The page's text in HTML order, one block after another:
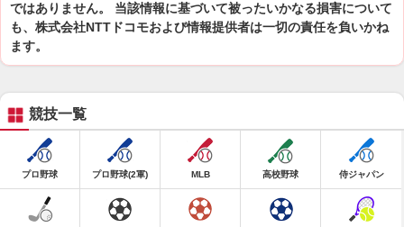
ではありません。 当該情報に基づいて被ったいかなる損害について
も、株式会社NTTドコモおよび情報提供者は一切の責任を負いかね
ます。
競技一覧
プロ野球 プロ野球(2軍) MLB 高校野球 侍ジャパン